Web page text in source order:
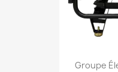
Groupe